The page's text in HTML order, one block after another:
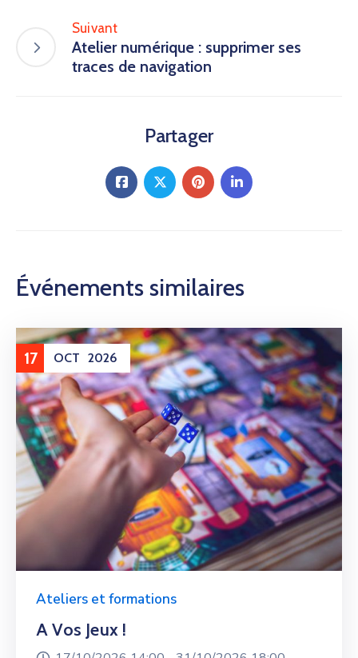
Suivant
Atelier numérique : supprimer ses
traces de navigation
Partager
Événements similaires
17 OCT 2026
Ateliers et formations
A Vos Jeux !